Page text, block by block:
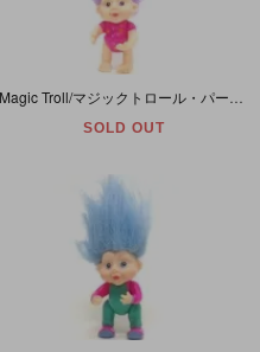
SOLD OUT